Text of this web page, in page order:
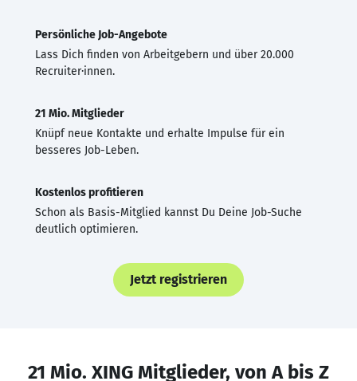
Persönliche Job-Angebote
Lass Dich finden von Arbeitgebern und über 20.000
Recruiter·innen.
21 Mio. Mitglieder
Knüpf neue Kontakte und erhalte Impulse für ein
besseres Job-Leben.
Kostenlos profitieren
Schon als Basis-Mitglied kannst Du Deine Job-Suche
deutlich optimieren.
Jetzt registrieren
21 Mio. XING Mitglieder, von A bis Z